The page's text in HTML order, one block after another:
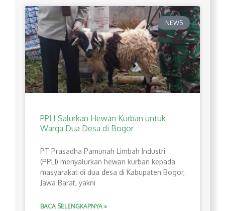
NEWS
PPLI Salurkan Hewan Kurban untuk
Warga Dua Desa di Bogor
PT Prasadha Pamunah Limbah Industri
(PPLI) menyalurkan hewan kurban kepada
masyarakat di dua desa di Kabupaten Bogor,
Jawa Barat, yakni
BACA SELENGKAPNYA »